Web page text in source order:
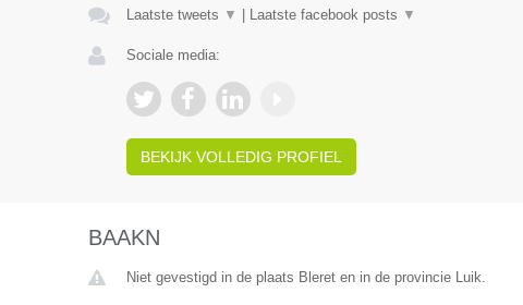
Laatste tweets ▼ Laatste facebook posts ▼
Sociale media:
BEKIJK VOLLEDIG PROFIEL
BAAKN
Niet gevestigd in de plaats Bleret en in de provincie Luik.